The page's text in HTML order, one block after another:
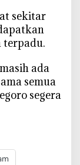
sekitar
terpadu.
ada
semua
segera